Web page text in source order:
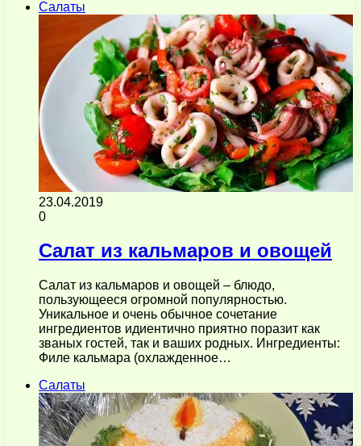
Салаты
23.04.2019
0
Салат из кальмаров и овощей
Салат из кальмаров и овощей – блюдо,
пользующееся огромной популярностью.
Уникальное и очень обычное сочетание
ингредиентов идиентично приятно поразит как
званых гостей, так и ваших родных. Ингредиенты:
Филе кальмара (охлажденное…
Салаты